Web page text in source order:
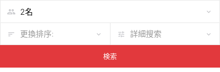
更換排序: 詳細搜索
検索